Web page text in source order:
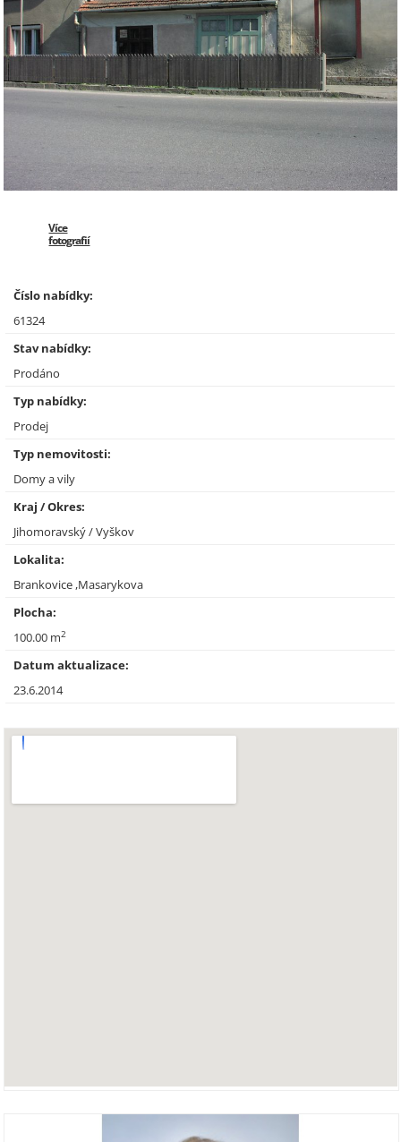
Více
fotografií
Číslo nabídky:
61324
Stav nabídky:
Prodáno
Typ nabídky:
Prodej
Typ nemovitosti:
Domy a vily
Kraj / Okres:
Jihomoravský / Vyškov
Lokalita:
Brankovice ,Masarykova
Plocha:
100.00 m2
Datum aktualizace:
23.6.2014